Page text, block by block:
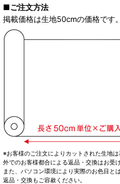
■ご注文方法
掲載価格は生地50cmの価格です。
※お客様のご注文によりカットされた生地
外でのお客様都合による返品・交換はお受
また、パソコン環境により実際のお色目と
返品・交換もご容赦ください。